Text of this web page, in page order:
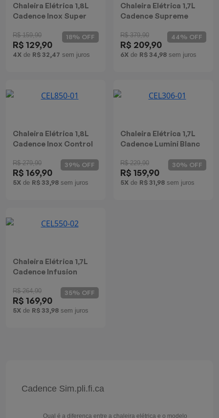
Chaleira Elétrica 1,8L
Cadence Inox Super
R$ 159,90
R$ 129,90
4X de R$ 32,47 sem juros
18% OFF
Chaleira Elétrica 1,7L
Cadence Supreme
R$ 379,90
R$ 209,90
6X de R$ 34,98 sem juros
44% OFF
Chaleira Elétrica 1,8L
Cadence Inox Control
R$ 279,90
R$ 169,90
5X de R$ 33,98 sem juros
39% OFF
Chaleira Elétrica 1,7L
Cadence Lumini Blanc
R$ 229,90
R$ 159,90
5X de R$ 31,98 sem juros
30% OFF
Chaleira Elétrica 1,7L
Cadence Infusion
R$ 264,90
R$ 169,90
5X de R$ 33,98 sem juros
35% OFF
Cadence Sim.pli.fi.ca
Qual é a diferença entre a chaleira elétrica e o modelo